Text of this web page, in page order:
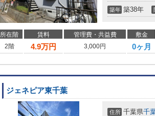
築年 築38年
所在階 賃料 管理費・共益費 敷金
2階
4.9万円 3,000円 0ヶ月
ジェネピア東千葉
住所 千葉県千